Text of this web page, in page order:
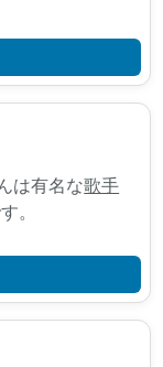
は有名な歌手
。